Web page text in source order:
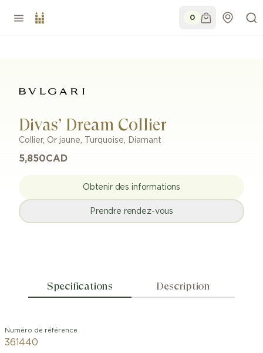
0
Divas’ Dream Collier
Collier, Or jaune, Turquoise, Diamant
5,850CAD
Obtenir des informations
Prendre rendez-vous
Specifications Description
Numéro de référence
361440